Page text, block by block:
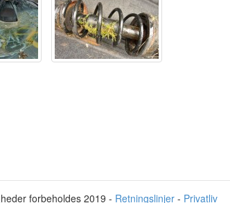
forbeholdes 2019 - Retningslinjer - Privatliv